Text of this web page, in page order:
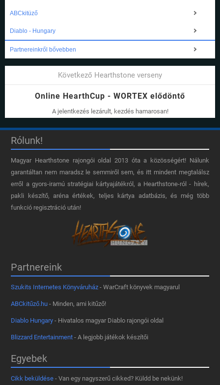
ABCkitüző
Diablo - Hungary
Partnereinkről bővebben
Következő Hearthstone verseny
Online HearthCup - WORTEX elődöntő
A jelentkezés lezárult, kezdés hamarosan!
Rólunk!
Magyar Hearthstone​ rajongói oldal 2013 óta a közösségért! Nálunk
garantáltan nem maradsz le semmiről sem, és itt mindent megtalálsz
erről a gyors-iramú stratégiai kártyajátékról, a Hearthstone-ról - hírek,
pakli készítő, aréna értékek, teljes kártya adatbázis, és még több
funkció regisztráció után!
Partnereink
Szukits Internetes Könyváruház - WarCraft könyvek magyarul
ABCkitűző.hu - Minden, ami kitűző!
Diablo Hungary - Hivatalos magyar Diablo rajongói oldal
Blizzard Entertainment - A legjobb játékok készítői
Egyebek
Cikk beküldése - Van egy nagyszerű cikked? Küldd be nekünk!